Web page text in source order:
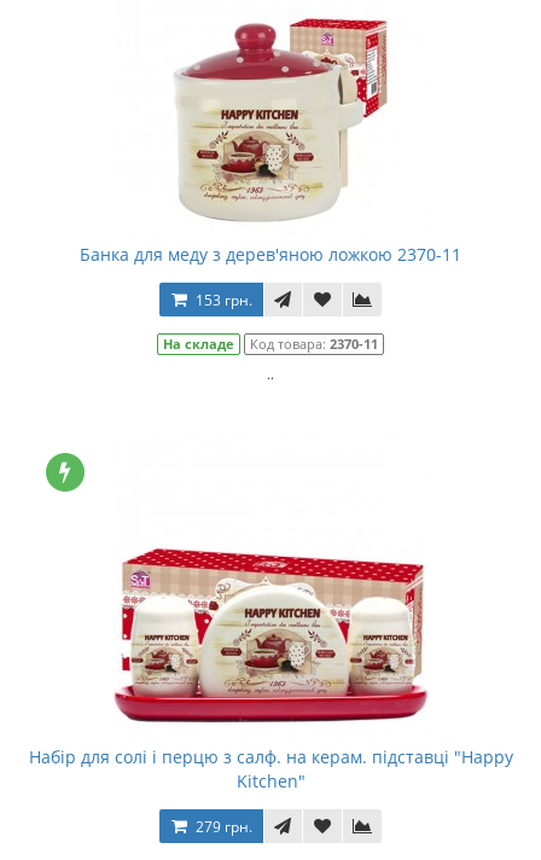
Банка для меду з дерев'яною ложкою 2370-11
153 грн.
На складе Код товара: 2370-11
..
Набір для солі і перцю з салф. на керам. підставці "Happy
Kitchen"
279 грн.